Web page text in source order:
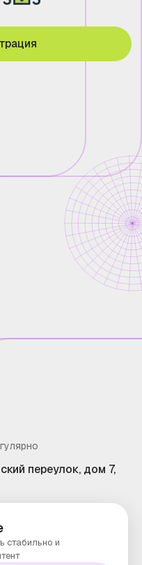
переулок, дом 7,
2026 ©
сайта без
стабильно и